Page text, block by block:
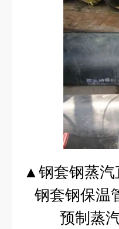
▲钢套钢蒸汽
钢套钢保温
预制蒸